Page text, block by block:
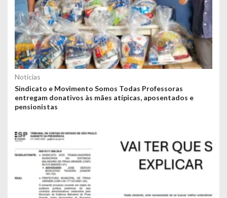
Notícias
Sindicato e Movimento Somos Todas Professoras
entregam donativos às mães atípicas, aposentados e
pensionistas